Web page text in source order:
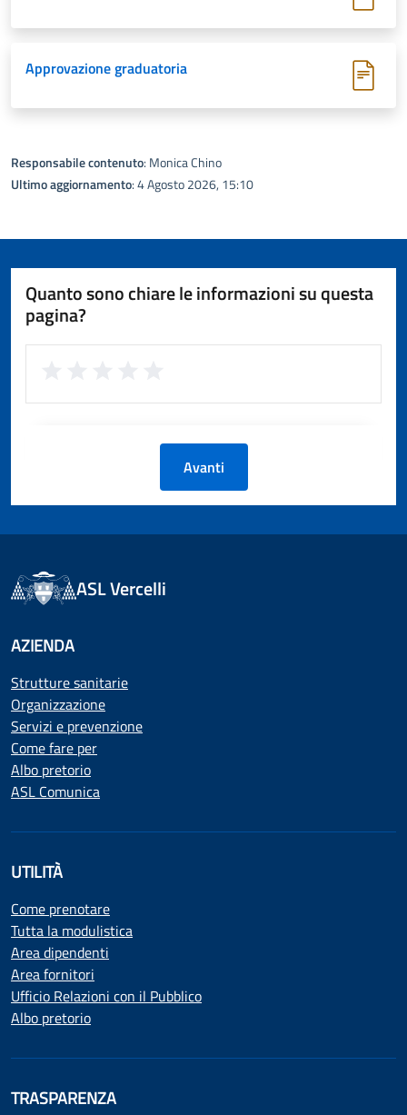
Approvazione graduatoria
Responsabile contenuto: Monica Chino
Ultimo aggiornamento: 4 Agosto 2026, 15:10
Quanto sono chiare le informazioni su questa
pagina?
Avanti
ASL Vercelli
AZIENDA
Strutture sanitarie
Organizzazione
Servizi e prevenzione
Come fare per
Albo pretorio
ASL Comunica
UTILITÀ
Come prenotare
Tutta la modulistica
Area dipendenti
Area fornitori
Ufficio Relazioni con il Pubblico
Albo pretorio
TRASPARENZA